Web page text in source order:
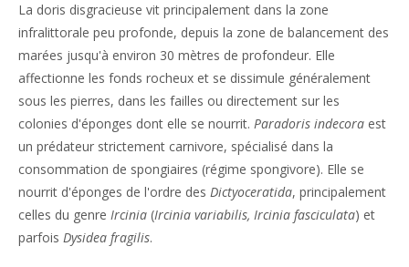
La doris disgracieuse vit principalement dans la zone
infralittorale peu profonde, depuis la zone de balancement des
marées jusqu'à environ 30 mètres de profondeur. Elle
affectionne les fonds rocheux et se dissimule généralement
sous les pierres, dans les failles ou directement sur les
colonies d'éponges dont elle se nourrit. Paradoris indecora est
un prédateur strictement carnivore, spécialisé dans la
consommation de spongiaires (régime spongivore). Elle se
nourrit d'éponges de l'ordre des Dictyoceratida, principalement
celles du genre Ircinia (Ircinia variabilis, Ircinia fasciculata) et
parfois Dysidea fragilis.